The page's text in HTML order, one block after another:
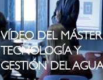
VÍDEO DEL
TECNOLOGÍA Y
GESTIÓN DEL